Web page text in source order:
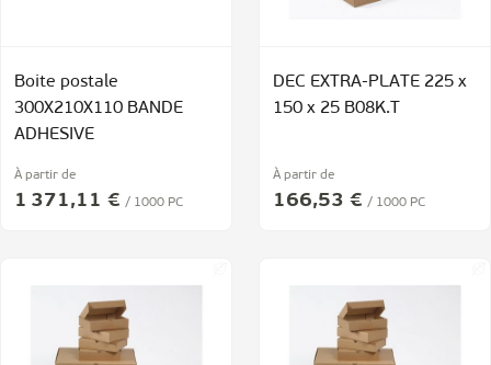
Boite postale
300X210X110 BANDE
ADHESIVE
À partir de
1 371,11 € / 1000 PC
DEC EXTRA-PLATE 225 x
150 x 25 B08K.T
À partir de
166,53 € / 1000 PC